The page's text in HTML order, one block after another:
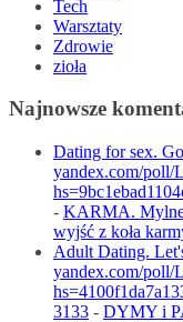
Tech
Warsztaty
Zdrowie
zioła
Najnowsze
Dating for sex.
yandex.com/poll/
- KARMA. Mylne
wyjść z koła
Adult Dating.
yandex.com/poll/
3133 - DYMY i